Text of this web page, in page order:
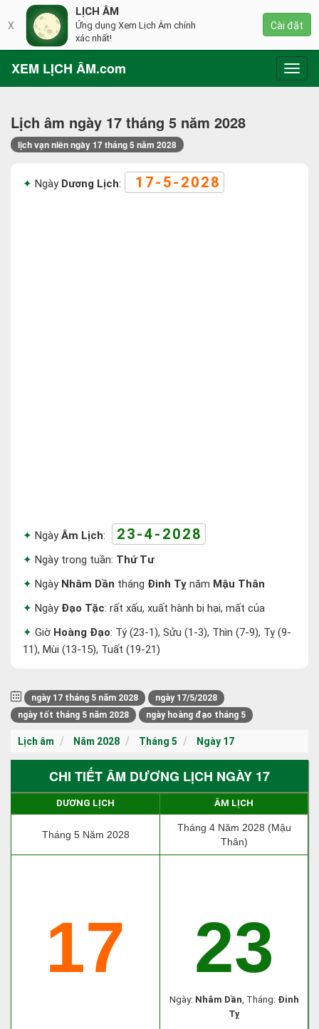
XEM LỊCH ÂM.com
Lịch âm ngày 17 tháng 5 năm 2028
lịch vạn niên ngày 17 tháng 5 năm 2028
Ngày Dương Lịch: 17-5-2028
NgàyÂm Lịch: 23-4-2028
Ngày trong tuần: Thứ Tư
Ngày Nhâm Dần tháng Đinh Tỵ năm Mậu Thân
Ngày Đạo Tặc: rất xấu, xuất hành bị hại, mất của
Giờ Hoàng Đạo: Tý (23-1), Sửu (1-3), Thìn (7-9), Tỵ (9-
11), Mùi (13-15), Tuất (19-21)
ngày 17 tháng 5 năm 2028
ngày 17/5/2028
ngày tốt tháng 5 năm 2028
ngày hoàng đạo tháng 5
Lịch âm Năm 2028 Tháng 5 Ngày 17
CHI TIẾT ÂM DƯƠNG LỊCH NGÀY 17
DƯƠNG LỊCH ÂM LỊCH
Tháng 5 Năm 2028
Tháng 4 Năm 2028 (Mậu
Thân)
17 23
Ngày: Nhâm Dần, Tháng: Đinh
Tỵ
X
LỊCH ÂM
Ứng dụng Xem Lịch Âm chính
xác nhất!
Cài đặt